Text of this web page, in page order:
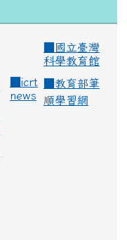
國立臺灣
科學教育館
icrt
news
教育部筆
順學習網